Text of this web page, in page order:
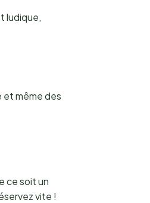
ludique,
et même des
ce soit un
vite !